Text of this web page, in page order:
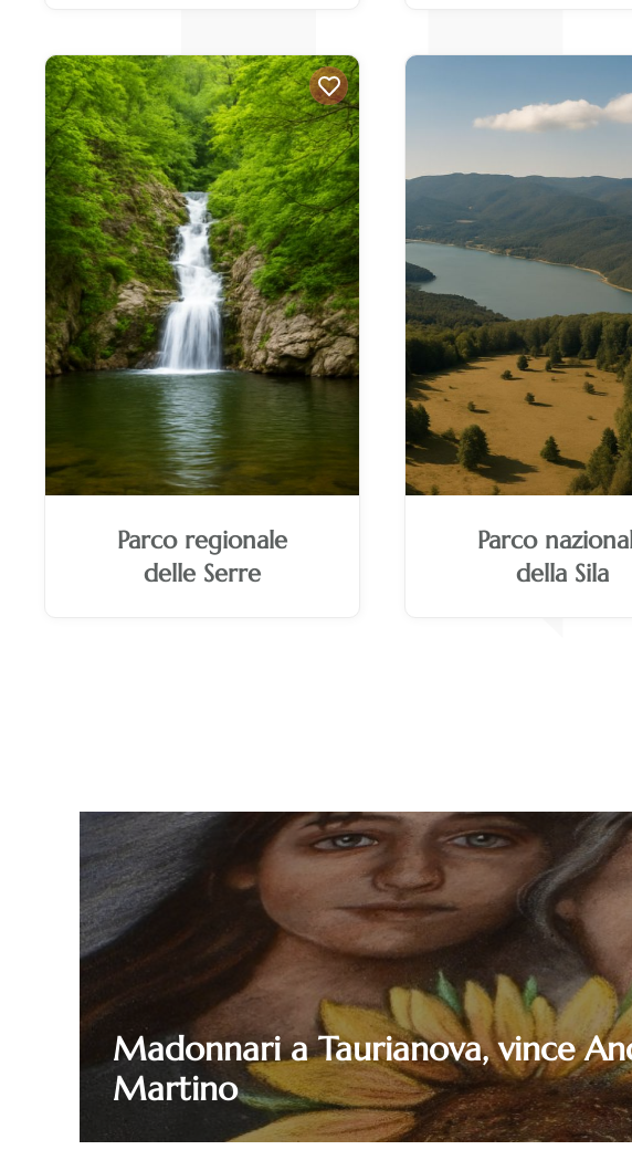
Parco regionale
delle Serre
Parco
della Sila
Madonnari a Taurianova, vince
Martino